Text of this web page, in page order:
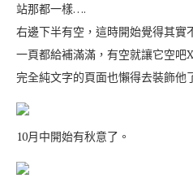
站那都一樣….
右邊下半有空，這時開始覺得其實
一頁都給補滿滿，有空就讓它空吧
完全純文字的頁面也懶得去裝飾他
10月中開始有秋意了。